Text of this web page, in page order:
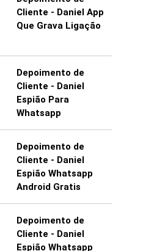
Cliente - Daniel App
Que Grava Ligação
Depoimento de
Cliente - Daniel
Espião Para
Whatsapp
Depoimento de
Cliente - Daniel
Espião Whatsapp
Android Gratis
Depoimento de
Cliente - Daniel
Espião Whatsapp